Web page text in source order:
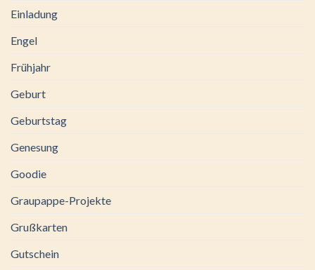
Einladung
Engel
Frühjahr
Geburt
Geburtstag
Genesung
Goodie
Graupappe-Projekte
Grußkarten
Gutschein